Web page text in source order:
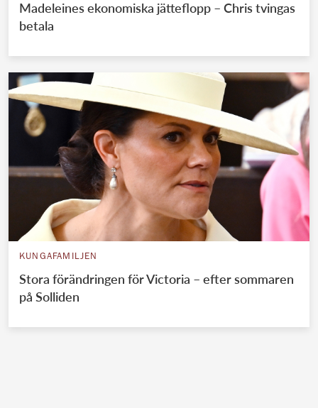
Madeleines ekonomiska jätteflopp – Chris tvingas
betala
KUNGAFAMILJEN
Stora förändringen för Victoria – efter sommaren
på Solliden